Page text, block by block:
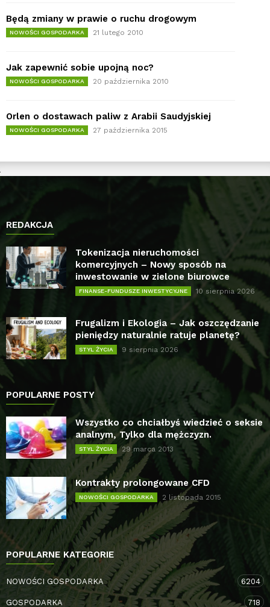
Będą zmiany w prawie o ruchu drogowym
NOWOŚCI GOSPODARKA 21 lutego 2010
Jak zapewnić sobie upojną noc?
NOWOŚCI GOSPODARKA 20 października 2010
Orlen o dostawach paliw z Arabii Saudyjskiej
NOWOŚCI GOSPODARKA 27 października 2015
REDAKCJA
Tokenizacja nieruchomości
komercyjnych – Nowy sposób na
inwestowanie w zielone biurowce
FINANSE-FUNDUSZE INWESTYCYJNE 10 sierpnia 2026
Frugalizm i Ekologia – Jak oszczędzanie
pieniędzy naturalnie ratuje planetę?
STYL ŻYCIA 9 sierpnia 2026
POPULARNE POSTY
Wszystko co chciałbyś wiedzieć o seksie
analnym, Tylko dla mężczyzn.
STYL ŻYCIA 29 marca 2013
Kontrakty prolongowane CFD
NOWOŚCI GOSPODARKA 2 listopada 2015
POPULARNE KATEGORIE
NOWOŚCI GOSPODARKA 6204
GOSPODARKA 718